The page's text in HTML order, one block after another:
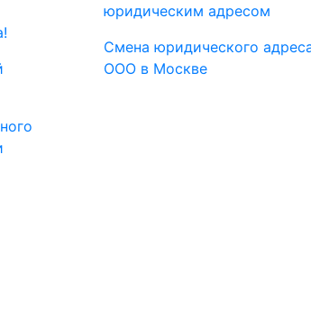
юридическим адресом
Смена юридического
ООО в Москве